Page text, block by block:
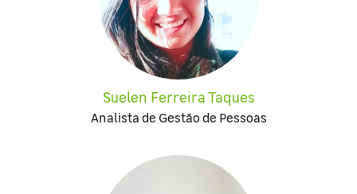
Suelen Ferreira Taques
Analista de Gestão de Pessoas